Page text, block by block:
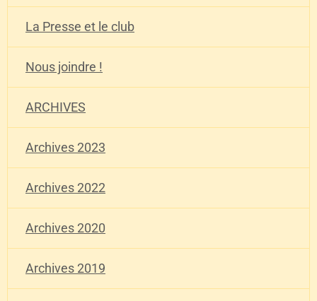
La Presse et le club
Nous joindre !
ARCHIVES
Archives 2023
Archives 2022
Archives 2020
Archives 2019